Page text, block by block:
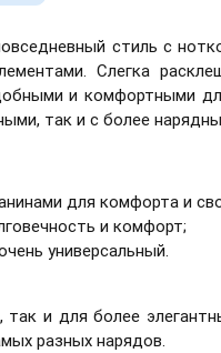
стиль с
Слегка
и комфортными
так и с более
для комфорта и
и комфорт;
универсальный.
и для более
разных нарядов.